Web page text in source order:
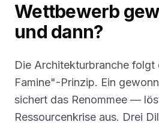
Wettbewerb
und dann?
Die Architekturbranche folgt
Famine"-Prinzip. Ein
sichert das Renommee —
Ressourcenkrise aus. Drei